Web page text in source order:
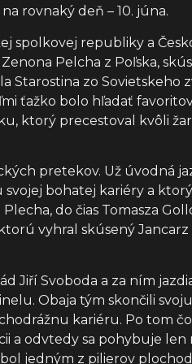
rovnaký deň – 10. júna.
spolkovej republiky a
Pelcha z Poľska,
Starostina zo Sovietskeho
ťažko bolo hľadať
ktorý precestoval kvôli
pretekov. Už úvodná
bohatej kariéry a
do čias Tomasza
vyhral skúsený Jancarz
Jiří Svoboda a za ním
Obaja tým skončili
kariéru. Po tom
a odvtedy sa pohybuje len
jedným z pilierov